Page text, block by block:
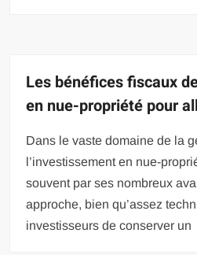
Les bénéfices fiscaux
en nue-propriété pour
Dans le vaste domaine de la
l’investissement en nue-
souvent par ses nombreux
approche, bien qu’assez
investisseurs de conserver un